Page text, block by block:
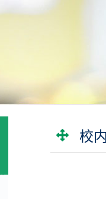
校